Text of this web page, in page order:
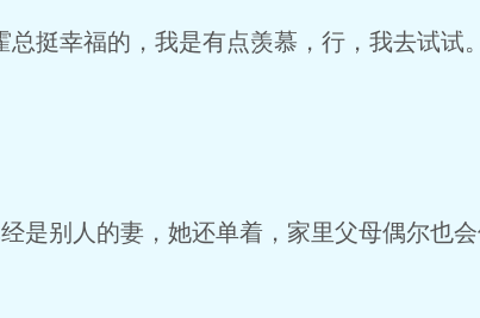
挺幸福的，我是有点羡慕，行，我去试试
是别人的妻，她还单着，家里父母偶尔也